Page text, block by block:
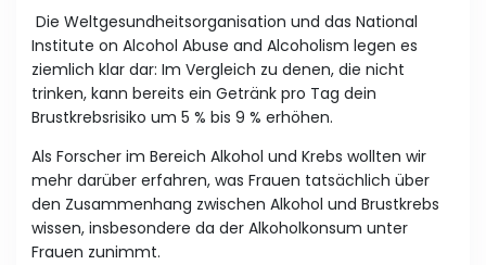
Die Weltgesundheitsorganisation und das National
Institute on Alcohol Abuse and Alcoholism legen es
ziemlich klar dar: Im Vergleich zu denen, die nicht
trinken, kann bereits ein Getränk pro Tag dein
Brustkrebsrisiko um 5 % bis 9 % erhöhen.
Als Forscher im Bereich Alkohol und Krebs wollten wir
mehr darüber erfahren, was Frauen tatsächlich über
den Zusammenhang zwischen Alkohol und Brustkrebs
wissen, insbesondere da der Alkoholkonsum unter
Frauen zunimmt.